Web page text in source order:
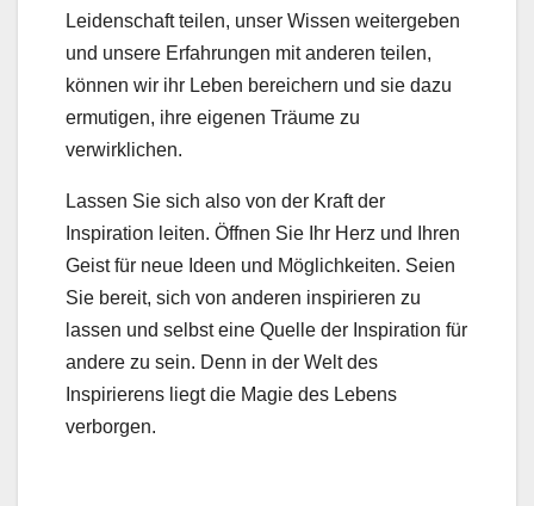
Leidenschaft teilen, unser Wissen weitergeben
und unsere Erfahrungen mit anderen teilen,
können wir ihr Leben bereichern und sie dazu
ermutigen, ihre eigenen Träume zu
verwirklichen.
Lassen Sie sich also von der Kraft der
Inspiration leiten. Öffnen Sie Ihr Herz und Ihren
Geist für neue Ideen und Möglichkeiten. Seien
Sie bereit, sich von anderen inspirieren zu
lassen und selbst eine Quelle der Inspiration für
andere zu sein. Denn in der Welt des
Inspirierens liegt die Magie des Lebens
verborgen.